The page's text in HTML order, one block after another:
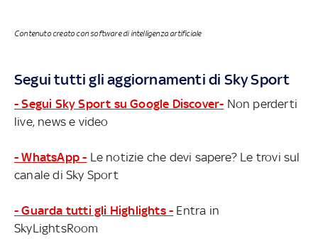
Contenuto creato con software di intelligenza artificiale
Segui tutti gli aggiornamenti di Sky Sport
- Segui Sky Sport su Google Discover- Non perderti
live, news e video
- WhatsApp - Le notizie che devi sapere? Le trovi sul
canale di Sky Sport
- Guarda tutti gli Highlights - Entra in
SkyLightsRoom